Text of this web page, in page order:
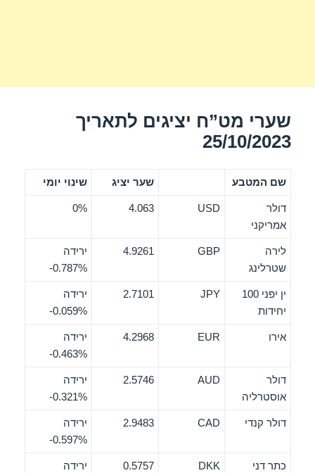
שערי מט”ח יציגים לתאריך
25/10/2023
שם המטבע שער יציג שינוי יומי
דולר
אמריקני
USD
4.063
0%
לירה
שטרלינג
GBP
4.9261
ירידה
‎-0.787%
ין יפני 100
יחידות
JPY
2.7101
ירידה
‎-0.059%
אירו EUR
4.2968
ירידה
‎-0.463%
דולר
אוסטרליה
AUD
2.5746
ירידה
‎-0.321%
דולר קנדי CAD
2.9483
ירידה
‎-0.597%
כתר דני DKK
0.5757
ירידה